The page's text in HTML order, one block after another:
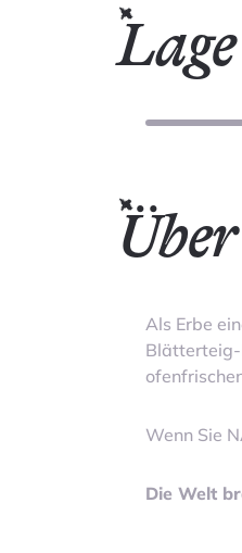
Lage
Über
Als Erbe
Blätterteig-
Wenn Sie
Die Welt